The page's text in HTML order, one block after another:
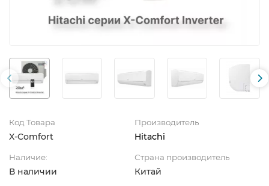
Код Товара
X-Comfort
Производитель
Hitachi
Наличие:
В наличии
Страна производитель
Китай